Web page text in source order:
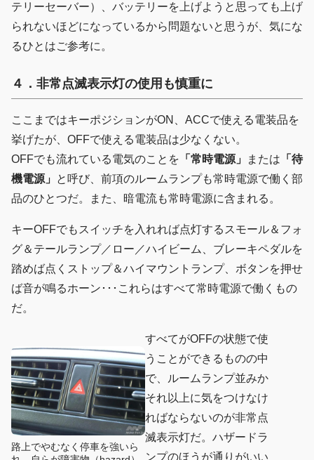
テリーセーバー）、バッテリーを上げようと思っても上げ
られないほどになっているから問題ないと思うが、気にな
るひとはご参考に。
４．非常点滅表示灯の使用も慎重に
ここまではキーポジションがON、ACCで使える電装品を
挙げたが、OFFで使える電装品は少なくない。
OFFでも流れている電気のことを 「常時電源」 または 「待
機電源」 と呼び、前項のルームランプも常時電源で働く部
品のひとつだ。また、暗電流も常時電源に含まれる。
キーOFFでもスイッチを入れれば点灯するスモール＆フォ
グ＆テールランプ／ロー／ハイビーム、ブレーキペダルを
踏めば点くストップ＆ハイマウントランプ、ボタンを押せ
ば音が鳴るホーン･･･これらはすべて常時電源で働くもの
だ。
路上でやむなく停車を強いら
すべてがOFFの状態で使
うことができるものの中
で、ルームランプ並みか
それ以上に気をつけなけ
ればならないのが非常点
滅表示灯だ。ハザードラ
ンプのほうが通りがいい